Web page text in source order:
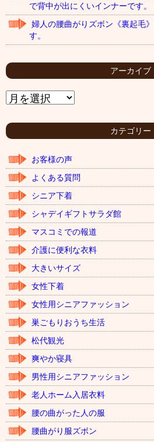
で背中が出にくいインナーです。
婦人の腰曲がりズボン《裏起毛
す。
アーカイブ
ア
ー
イ
カテゴリー
お客様の声
よくある質問
シニア下着
シャデイギフトサラダ館
マスコミでの報道
介護に便利な衣料
大きいサイズ
女性下着
女性用シニアファッション
巣ごもりおうち生活
松代観光
爽やか寝具
男性用シニアファッション
老人ホーム入居衣料
腰の曲がった人の服
腰曲がり服ズボン